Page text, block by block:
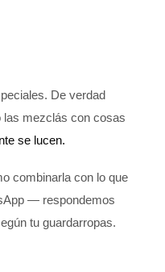
De verdad
las mezclás con cosas
se lucen.
combinarla con lo que
— respondemos
tu guardarropas.